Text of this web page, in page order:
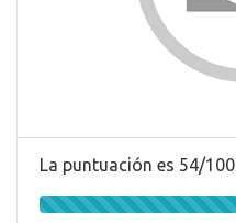
La puntuación es 54/100